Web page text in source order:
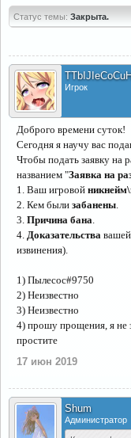
Статус темы: Закрыта.
Игрок
Доброго времени суток!
Сегодня я научу вас
Чтобы подать заявку на
названием "Заявка на
1. Ваш игровой
2. Кем были забанены.
3. Причина бана.
4. Доказательства
извинения).
1) Пылесос#9750
2) Неизвестно
3) Неизвестно
4) прошу прощения, я не
простите
17 июн 2019
Shum
Администратор